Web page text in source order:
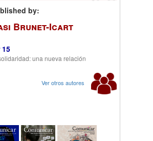
by:
Brunet-Icart
una nueva relación
Ver otros autores